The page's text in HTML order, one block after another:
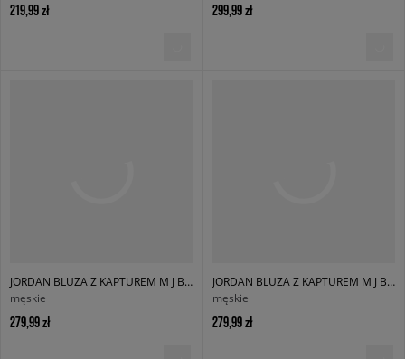
219,99 zł 299,99 zł
JORDAN BLUZA Z KAPTUREM M J BRK ST PO HD BB
męskie
279,99 zł
JORDAN BLUZA Z KAPTUREM M J BRK ST PO HD BB
męskie
279,99 zł